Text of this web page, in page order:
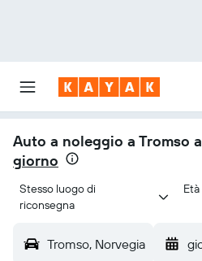
Auto a noleggio a Tromso
giorno
Stesso luogo di
riconsegna
Tromso, Norvegia